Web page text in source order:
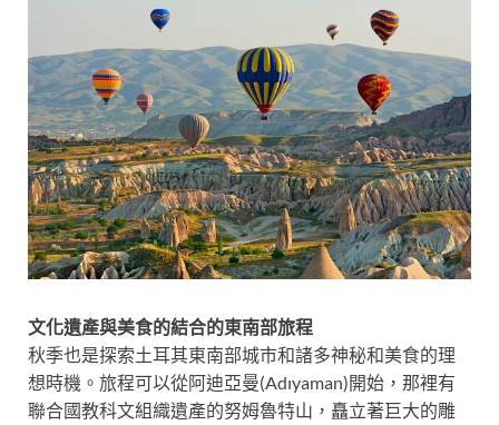
文化遺產與美食的結合的東南部旅程
秋季也是探索土耳其東南部城市和諸多神秘和美食的理
想時機。旅程可以從阿迪亞曼(Adıyaman)開始，那裡有
聯合國教科文組織遺產的努姆魯特山，矗立著巨大的雕